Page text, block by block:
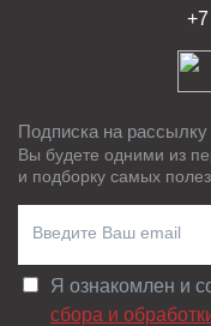
Подписка на рассылку
Вы будете одними из
и подборку самых
Я ознакомлен и
сбора и